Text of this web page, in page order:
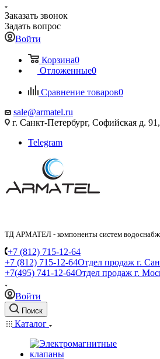
Заказать звонок
Задать вопрос
Войти
Корзина0
Отложенные0
Сравнение товаров0
sale@armatel.ru
г. Санкт-Петербург, Софийская д.
Telegram
ТД АРМАТЕЛ - компоненты систем
+7 (812) 715-12-64
+7 (812) 715-12-64Отдел продаж г.
+7(495) 741-12-64Отдел продаж г.
Войти
Поиск
Каталог